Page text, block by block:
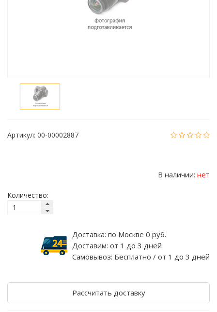
Артикул: 00-00002887
В наличии: нет
Количество:
Доставка: по Москве 0 руб.
Доставим: от 1 до 3 дней
Самовывоз: Бесплатно / от 1 до 3 дней
Рассчитать доставку